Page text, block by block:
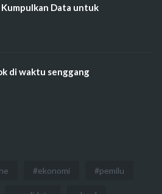
Data untuk
di waktu senggang
#ekonomi #pemilu